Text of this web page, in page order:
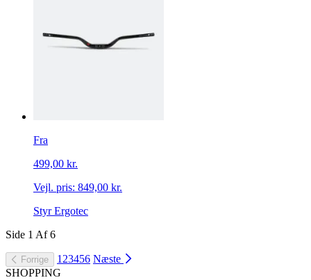
Fra
499,00 kr.
Vejl. pris: 849,00 kr.
Styr Ergotec
Side 1 Af6
Forrige 1 23456 Næste
SHOPPING